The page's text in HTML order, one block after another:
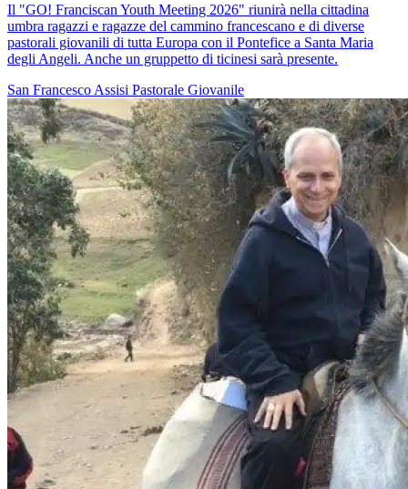
Il "GO! Franciscan Youth Meeting 2026" riunirà nella cittadina
umbra ragazzi e ragazze del cammino francescano e di diverse
pastorali giovanili di tutta Europa con il Pontefice a Santa Maria
degli Angeli. Anche un gruppetto di ticinesi sarà presente.
San Francesco Assisi Pastorale Giovanile